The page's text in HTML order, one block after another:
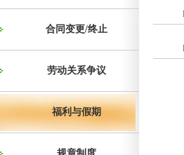
合同变更/终止
劳动关系争议
福利与假期